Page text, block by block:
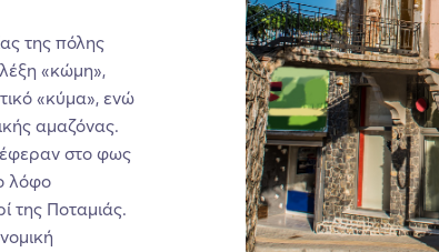
της πόλης
«κώμη»,
«κύμα», ενώ
αμαζόνας.
στο φως
λόφο
της Ποταμιάς.